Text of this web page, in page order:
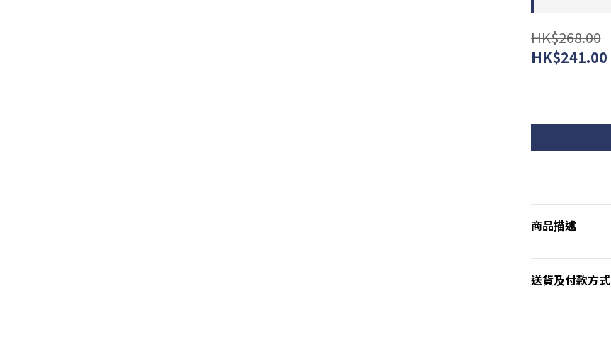
HK$268.00
HK$241.00
商品描述
送貨及付款方式